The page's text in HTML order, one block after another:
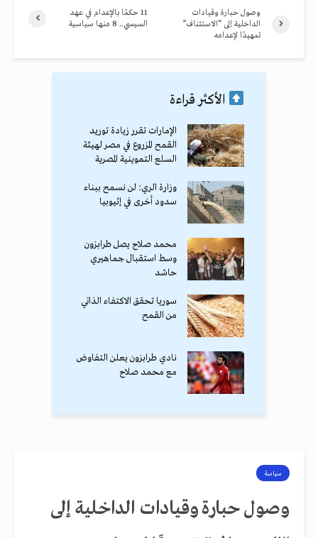
11 حكمًا بالإعدام في عهد
السيسي.. 8 منها سياسية
وصول حبارة وقيادات
الداخلية إلى “الاستئناف”
تمهيدًا لإعدامه
الأكثر قراءة
الإمارات تقرر زيادة توريد
القمح المزروع في مصر لهيئة
السلع التموينية المصرية
وزارة الري: لن نسمح ببناء
سدود أخرى في إثيوبيا
محمد صلاح يصل طرابزون
وسط استقبال جماهيري
حاشد
سوريا تحقق الاكتفاء الذاتي
من القمح
نادي طرابزون يعلن التفاوض
مع محمد صلاح
سياسة
وصول حبارة وقيادات الداخلية إلى